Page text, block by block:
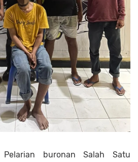
Pelarian buronan Salah Satu